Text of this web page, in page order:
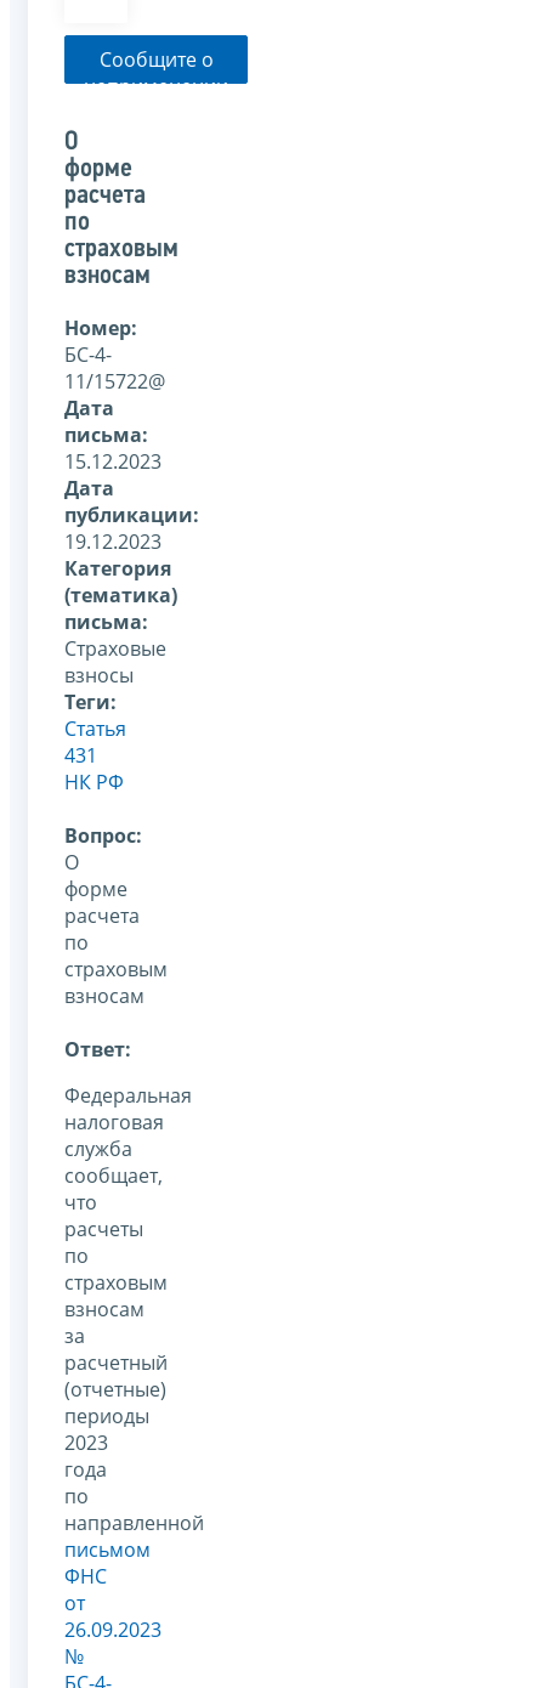
Сообщите о
неприменении
указанного
письма
О
форме
расчета
по
страховым
взносам
Номер:
БС-4-
11/15722@
Дата
письма:
15.12.2023
Дата
публикации:
19.12.2023
Категория
(тематика)
письма:
Страховые
взносы
Теги:
Статья
431
НК РФ
Вопрос:
О
форме
расчета
по
страховым
взносам
Ответ:
Федеральная
налоговая
служба
сообщает,
что
расчеты
по
страховым
взносам
за
расчетный
(отчетные)
периоды
2023
года
по
направленной
письмом
ФНС
от
26.09.2023
№